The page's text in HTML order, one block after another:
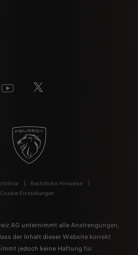
Rechtliche Hinweise
Cookie-Einstellungen
AG unternimmt alle Anstrengungen,
der Inhalt dieser Website korrekt
jedoch keine Haftung für